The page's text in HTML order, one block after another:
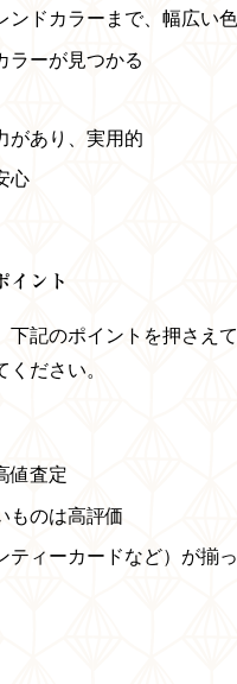
ンドカラーまで、幅広い
ラーが見つかる
があり、実用的
心
イント
下記のポイントを押さえ
ださい。
値査定
ものは高評価
ティーカードなど）が揃